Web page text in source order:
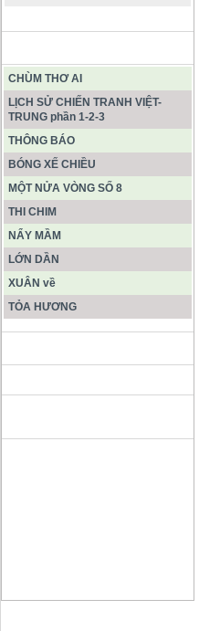
CHÙM THƠ AI
LỊCH SỬ CHIẾN TRANH VIỆT-
TRUNG phần 1-2-3
THÔNG BÁO
BÓNG XẾ CHIỀU
MỘT NỬA VÒNG SỐ 8
THI CHIM
NẨY MẦM
LỚN DẦN
XUÂN về
TỎA HƯƠNG